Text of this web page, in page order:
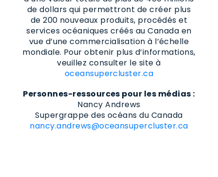
de dollars qui permettront de créer plus
de 200 nouveaux produits, procédés et
services océaniques créés au Canada en
vue d’une commercialisation à l’échelle
mondiale. Pour obtenir plus d’informations,
veuillez consulter le site à
oceansupercluster.ca
Personnes-ressources pour les médias :
Nancy Andrews
Supergrappe des océans du Canada
nancy.andrews@oceansupercluster.ca